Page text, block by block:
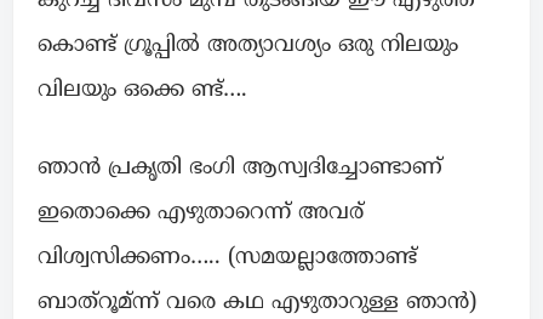
കൊണ്ട് ഗ്രൂപ്പിൽ അത്യാവശ്യം ഒരു നിലയും
വിലയും ഒക്കെ ണ്ട്….
ഞാൻ പ്രകൃതി ഭംഗി ആസ്വദിച്ചോണ്ടാണ്
ഇതൊക്കെ എഴുതാറെന്ന് അവര്
വിശ്വസിക്കണം….. (സമയല്ലാത്തോണ്ട്
ബാത്റൂമ്ന്ന് വരെ കഥ എഴുതാറുള്ള ഞാൻ)